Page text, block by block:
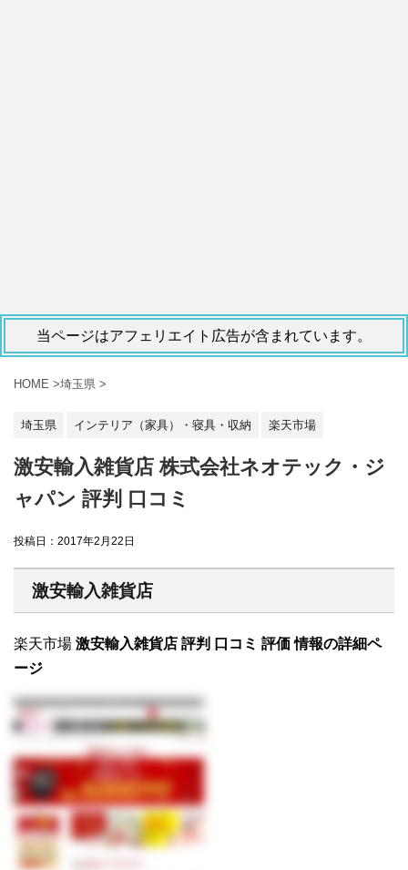
当ページはアフェリエイト広告が含まれています。
HOME >埼玉県 >
埼玉県 インテリア（家具）・寝具・収納 楽天市場
激安輸入雑貨店 株式会社ネオテック・ジ
ャパン 評判 口コミ
投稿日： 2017年2月22日
激安輸入雑貨店
楽天市場 激安輸入雑貨店 評判 口コミ 評価 情報の詳細ペ
ージ